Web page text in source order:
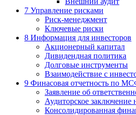
7 Управление рисками
Риск-менеджмент
Ключевые риски
8 Информация для инвесторов
Акционерный капитал
Дивидендная политика
Долговые инструменты
Взаимодействие с
9 Финасовая отчетность по
Заявление об
Аудиторское заключение
Консолидированная